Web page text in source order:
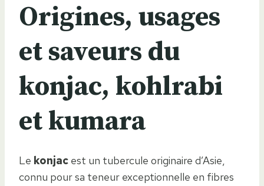
Origines, usages
et saveurs du
konjac, kohlrabi
et kumara
Le konjac est un tubercule originaire d’Asie,
connu pour sa teneur exceptionnelle en fibres